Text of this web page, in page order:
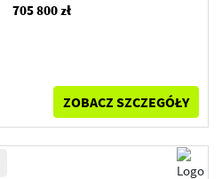
705 800 zł
ZOBACZ SZCZEGÓŁY